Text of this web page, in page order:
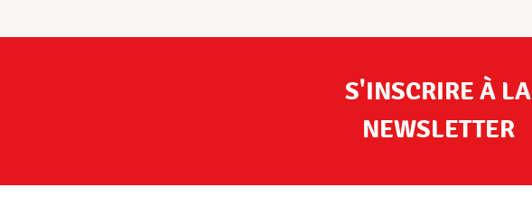
S'INSCRIRE À LA
NEWSLETTER